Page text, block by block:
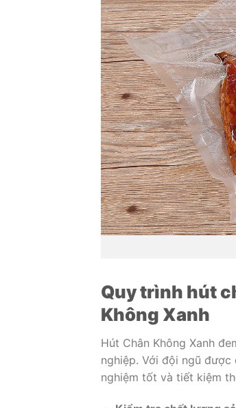
Quy trình hút
Không Xanh
Hút Chân Không Xanh
nghiệp. Với đội ngũ được
nghiệm tốt và tiết kiệm